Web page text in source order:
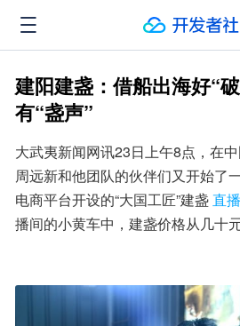
建阳建盏：借船出海好“
有“盏声”
大武夷新闻网讯23日上午8点，在
周远新和他团队的伙伴们又开始
电商平台开设的“大国工匠”建盏直播
播间的小黄车中，建盏价格从几十